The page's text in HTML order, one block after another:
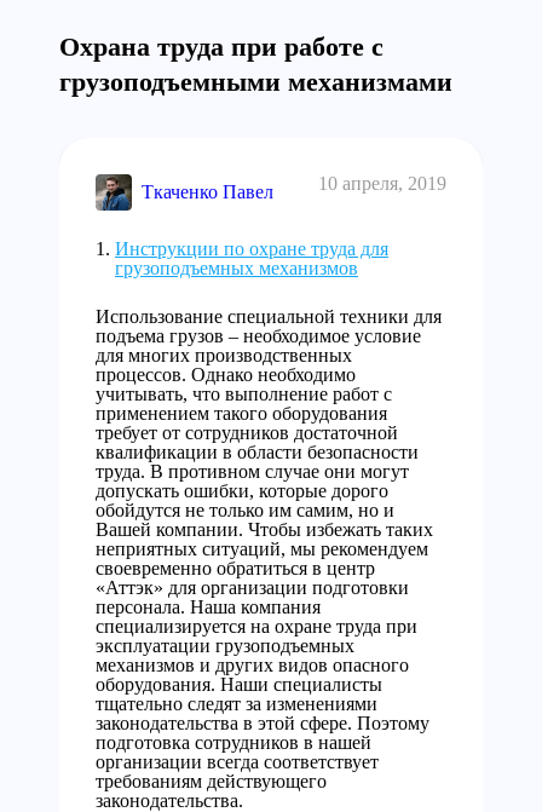
Охрана труда при работе с
грузоподъемными механизмами
Ткаченко Павел 10 апреля, 2019
Инструкции по охране труда для
грузоподъемных механизмов
Использование специальной техники для
подъема грузов – необходимое условие
для многих производственных
процессов. Однако необходимо
учитывать, что выполнение работ с
применением такого оборудования
требует от сотрудников достаточной
квалификации в области безопасности
труда. В противном случае они могут
допускать ошибки, которые дорого
обойдутся не только им самим, но и
Вашей компании. Чтобы избежать таких
неприятных ситуаций, мы рекомендуем
своевременно обратиться в центр
«Аттэк» для организации подготовки
персонала. Наша компания
специализируется на охране труда при
эксплуатации грузоподъемных
механизмов и других видов опасного
оборудования. Наши специалисты
тщательно следят за изменениями
законодательства в этой сфере. Поэтому
подготовка сотрудников в нашей
организации всегда соответствует
требованиям действующего
законодательства.